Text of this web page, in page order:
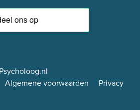
Algemene voorwaarden
Privacy